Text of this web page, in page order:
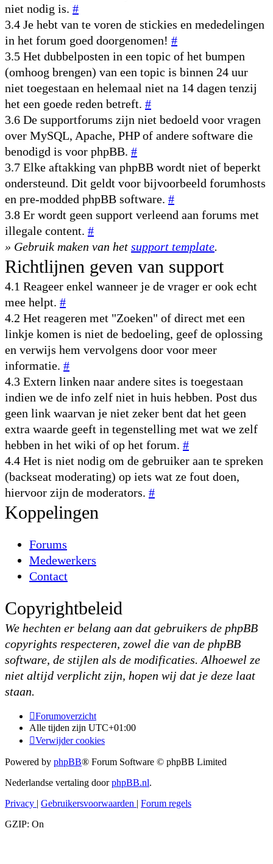
niet nodig is. #
3.4 Je hebt van te voren de stickies en mededelingen
in het forum goed doorgenomen! #
3.5 Het dubbelposten in een topic of het bumpen
(omhoog brengen) van een topic is binnen 24 uur
niet toegestaan en helemaal niet na 14 dagen tenzij
het een goede reden betreft. #
3.6 De supportforums zijn niet bedoeld voor vragen
over MySQL, Apache, PHP of andere software die
benodigd is voor phpBB. #
3.7 Elke aftakking van phpBB wordt niet of beperkt
ondersteund. Dit geldt voor bijvoorbeeld forumhosts
en pre-modded phpBB software. #
3.8 Er wordt geen support verleend aan forums met
illegale content. #
» Gebruik maken van het support template.
Richtlijnen geven van support
4.1 Reageer enkel wanneer je de vrager er ook echt
mee helpt. #
4.2 Het reageren met "Zoeken" of direct met een
linkje komen is niet de bedoeling, geef de oplossing
en verwijs hem vervolgens door voor meer
informatie. #
4.3 Extern linken naar andere sites is toegestaan
indien we de info zelf niet in huis hebben. Post dus
geen link waarvan je niet zeker bent dat het geen
extra waarde geeft in tegenstelling met wat we zelf
hebben in het wiki of op het forum. #
4.4 Het is niet nodig om de gebruiker aan te spreken
(backseat moderating) op iets wat ze fout doen,
hiervoor zijn de moderators. #
Koppelingen
Forums
Medewerkers
Contact
Copyrightbeleid
We hechten er belang aan dat gebruikers de phpBB
copyrights respecteren, zowel die van de phpBB
software, de stijlen als de modificaties. Alhoewel ze
niet altijd verplicht zijn, hopen wij dat je deze laat
staan.
Forumoverzicht
Alle tijden zijn UTC+01:00
Verwijder cookies
Powered by phpBB® Forum Software © phpBB Limited
Nederlandse vertaling doorphpBB.nl.
Privacy | Gebruikersvoorwaarden | Forum regels
GZIP: On